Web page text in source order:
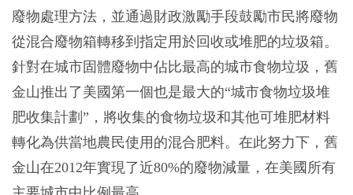
廢物處理方法，並通過財政激勵手段鼓勵市民將廢物
從混合廢物箱轉移到指定用於回收或堆肥的垃圾箱。
針對在城市固體廢物中佔比最高的城市食物垃圾，舊
金山推出了美國第一個也是最大的“城市食物垃圾堆
肥收集計劃”，將收集的食物垃圾和其他可堆肥材料
轉化為供當地農民使用的混合肥料。在此努力下，舊
金山在2012年實現了近80%的廢物減量，在美國所有